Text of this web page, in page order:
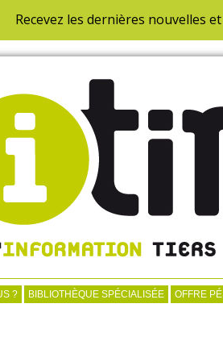
? BIBLIOTHÈQUE SPÉCIALISÉE OFFRE